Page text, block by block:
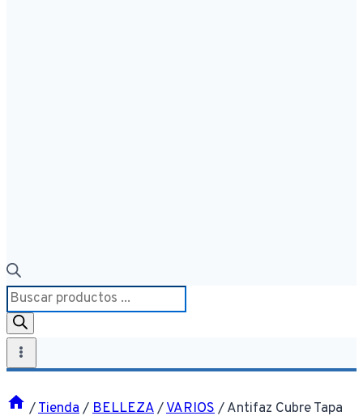
Búsqueda
de
productos
/Tienda/BELLEZA/VARIOS/Antifaz Cubre Tapa